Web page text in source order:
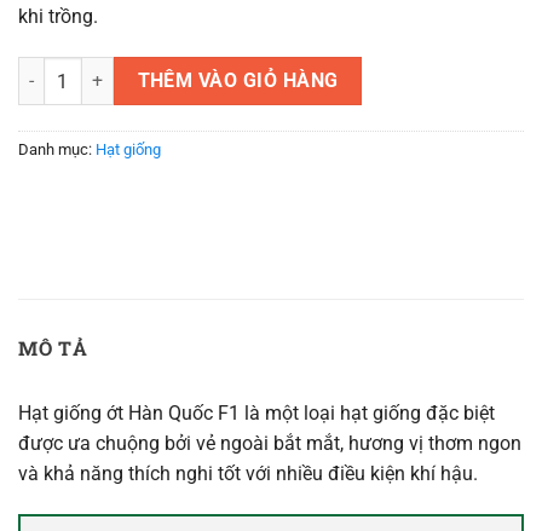
khi trồng.
Hạt giống ớt Hàn Quốc F1 - 0,2 gram số lượng
THÊM VÀO GIỎ HÀNG
Danh mục: Hạt giống
MÔ TẢ
Hạt giống ớt Hàn Quốc F1 là một loại hạt giống đặc biệt
được ưa chuộng bởi vẻ ngoài bắt mắt, hương vị thơm ngon
và khả năng thích nghi tốt với nhiều điều kiện khí hậu.